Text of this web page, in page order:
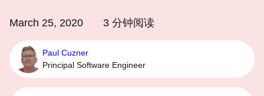
March 25, 2020 3 分钟阅读
Paul Cuzner
Principal Software Engineer